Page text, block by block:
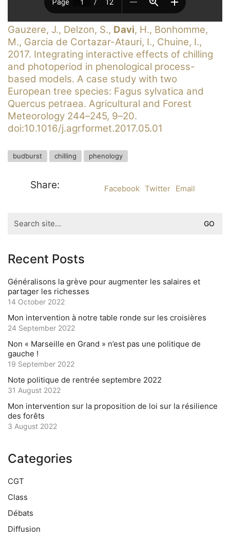
Gauzere, J., Delzon, S., Davi, H., Bonhomme,
M., Garcia de Cortazar-Atauri, I., Chuine, I.,
2017. Integrating interactive effects of chilling
and photoperiod in phenological process-
based models. A case study with two
European tree species: Fagus sylvatica and
Quercus petraea. Agricultural and Forest
Meteorology 244–245, 9–20.
doi:10.1016/j.agrformet.2017.05.01
budburst chilling phenology
Share: Facebook Twitter Email
for:
Recent Posts
Généralisons la grève pour augmenter les salaires et
partager les richesses
14 October 2022
Mon intervention à notre table ronde sur les croisières
24 September 2022
Non « Marseille en Grand » n’est pas une politique de
gauche !
19 September 2022
Note politique de rentrée septembre 2022
31 August 2022
Mon intervention sur la proposition de loi sur la résilience
des forêts
3 August 2022
Categories
CGT
Class
Débats
Diffusion